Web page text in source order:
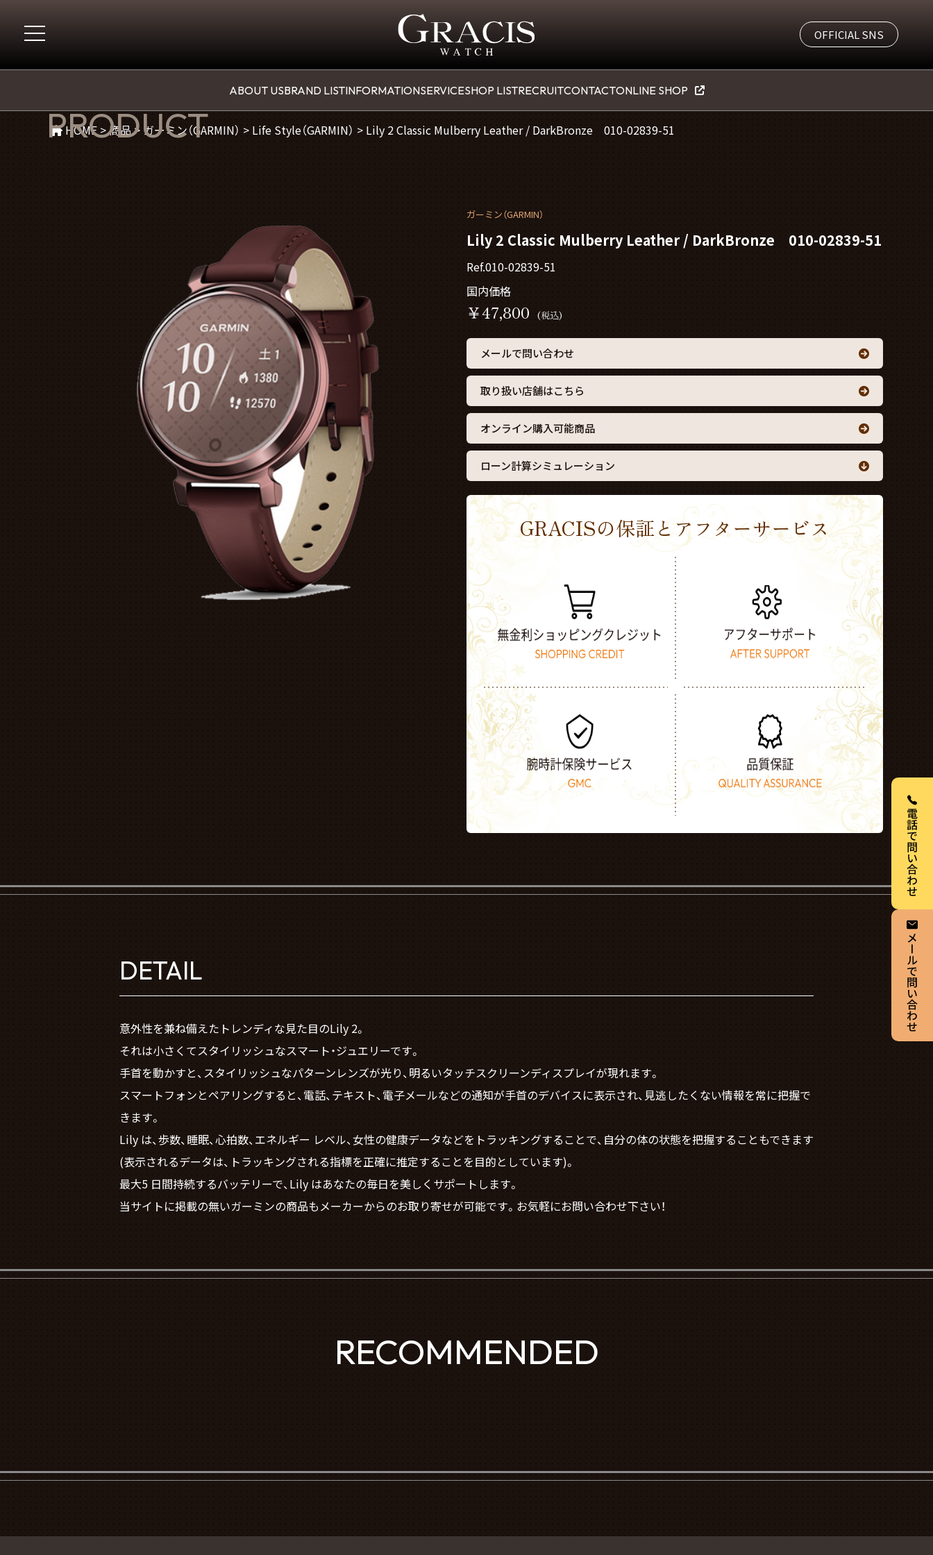
OFFICIAL SNS
ABOUT USBRAND LISTINFORMATIONSERVICESHOP LISTRECRUITCONTACTONLINE SHOP
PRODUCT
HOME>商品> ガーミン（GARMIN） > Life Style（GARMIN） > Lily 2 Classic Mulberry Leather / DarkBronze 010-02839-51
ガーミン（GARMIN）
Lily 2 Classic Mulberry Leather / DarkBronze 010-02839-51
Ref.010-02839-51
国内価格
￥47,800 (税込)
メールで問い合わせ
取り扱い店舗はこちら
オンライン購入可能商品
ローン計算シミュレーション
GRACISの保証とアフターサービス
DETAIL
意外性を兼ね備えたトレンディな見た目のLily 2。
それは小さくてスタイリッシュなスマート・ジュエリーです。
手首を動かすと、スタイリッシュなパターンレンズが光り、明るいタッチスクリーンディスプレイが現れます。
スマートフォンとペアリングすると、電話、テキスト、電子メールなどの通知が手首のデバイスに表示され、見逃したくない情報を常に把握で
きます。
Lily は、歩数、睡眠、心拍数、エネルギー レベル、女性の健康データなどをトラッキングすることで、自分の体の状態を把握することもできます
(表示されるデータは、トラッキングされる指標を正確に推定することを目的としています)。
最大5 日間持続するバッテリーで、Lily はあなたの毎日を美しくサポートします。
当サイトに掲載の無いガーミンの商品もメーカーからのお取り寄せが可能です。お気軽にお問い合わせ下さい！
RECOMMENDED